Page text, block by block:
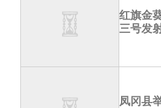
红旗金
三号发
凤冈县